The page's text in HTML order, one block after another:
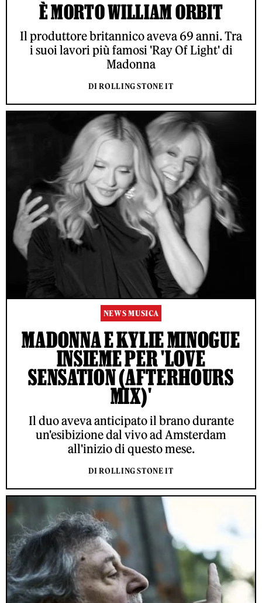
È MORTO WILLIAM ORBIT
Il produttore britannico aveva 69 anni. Tra
i suoi lavori più famosi 'Ray Of Light' di
Madonna
DI ROLLING STONE IT
NEWS MUSICA
MADONNA E KYLIE MINOGUE
INSIEME PER 'LOVE
SENSATION (AFTERHOURS
MIX)'
Il duo aveva anticipato il brano durante
un'esibizione dal vivo ad Amsterdam
all'inizio di questo mese.
DI ROLLING STONE IT